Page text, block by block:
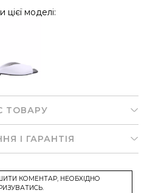
цієї моделі:
ТОВАРУ
І ГАРАНТІЯ
КОМЕНТАР, НЕОБХІДНО